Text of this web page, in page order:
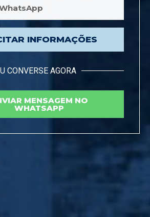
INFORMAÇÕES
CONVERSE AGORA
MENSAGEM NO
WHATSAPP